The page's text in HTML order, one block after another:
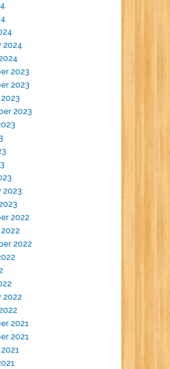
2024
2023
2023
2023
2023
2022
2022
2022
2021
2021